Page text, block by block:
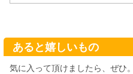
あると嬉しいもの
気に入って頂けましたら、ぜひ。